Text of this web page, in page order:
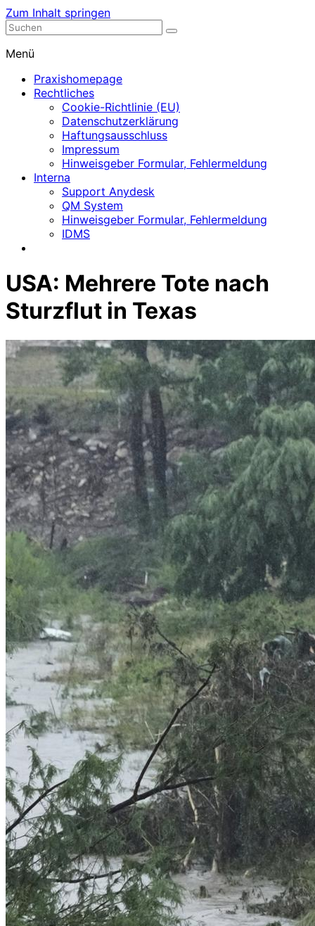
Zum Inhalt springen
Nephrologische Praxis mit Dialyse
Menü
Praxishomepage
Rechtliches
Cookie-Richtlinie (EU)
Datenschutzerklärung
Haftungsausschluss
Impressum
Hinweisgeber Formular, Fehlermeldung
Interna
Support Anydesk
QM System
Hinweisgeber Formular, Fehlermeldung
IDMS
USA: Mehrere Tote nach
Sturzflut in Texas